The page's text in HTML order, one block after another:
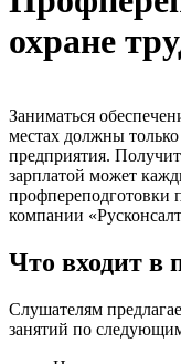
охране
Заниматься
местах должны
предприятия.
зарплатой может
профпереподготовки
компании
Что входит в
Слушателям
занятий по